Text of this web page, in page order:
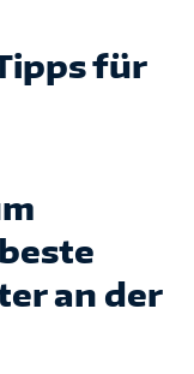
für
an der